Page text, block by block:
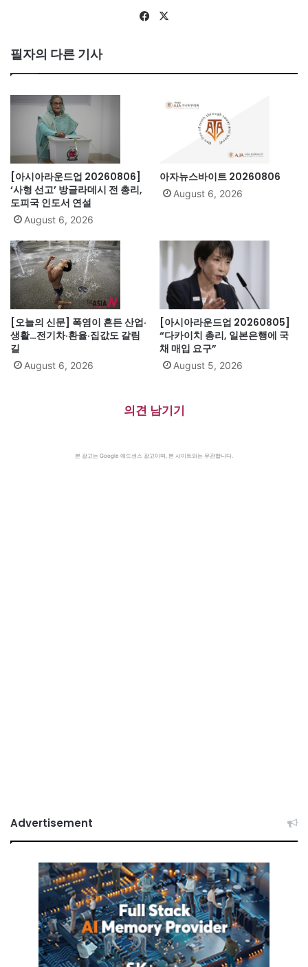
Fa
필자의 다른 기사
[아시아라운드업 20260806]
‘사형 선고’ 방글라데시 전 총리,
도피국 인도서 연설
August 6, 2026
아자뉴스바이트 20260806
August 6, 2026
[오늘의 신문] 폭염이 흔든 산업·
생활…전기차·환율·집값도 갈림
길
August 6, 2026
[아시아라운드업 20260805]
“다카이치 총리, 일본은행에 국
채 매입 요구”
August 5, 2026
의견 남기기
본 광고는 Google 애드센스 광고이며, 본 사이트와는 무관합니다.
Advertisement